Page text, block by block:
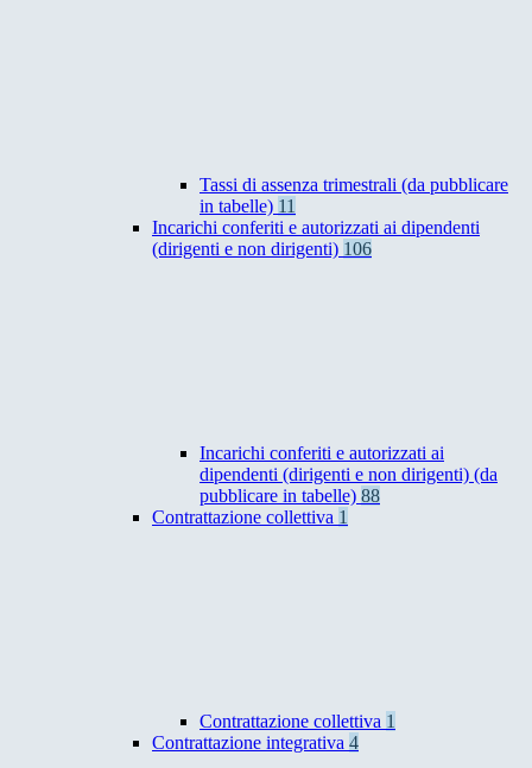
Tassi di assenza trimestrali (da pubblicare
in tabelle) 11
Incarichi conferiti e autorizzati ai dipendenti
(dirigenti e non dirigenti) 106
Incarichi conferiti e autorizzati ai
dipendenti (dirigenti e non dirigenti) (da
pubblicare in tabelle) 88
Contrattazione collettiva 1
Contrattazione collettiva 1
Contrattazione integrativa 4